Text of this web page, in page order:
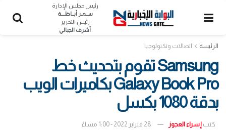
رئيس مجلس الإدارة
ســمـر أبــاظــــة
رئيس التحرير
أشرف الجبالي
الرئيسة اتصالات وتكنولوجيا
Samsung تقوم بتحديث خط
Galaxy Book Pro بكاميرات الويب
بدقة 1080 بكسل
كتب إسراء العجوز 28 فبراير 2022 - 1:00 مساءً